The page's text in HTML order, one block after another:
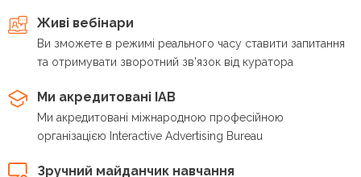
Живі вебінари
Ви зможете в режимі реального часу ставити запитання
та отримувати зворотний зв'язок від куратора
Ми акредитовані IAB
Ми акредитовані міжнародною професійною
організацією Interactive Advertising Bureau
Зручний майданчик навчання